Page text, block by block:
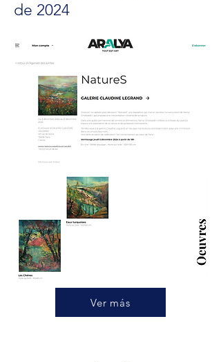
de 2024
Ver más